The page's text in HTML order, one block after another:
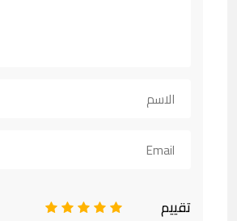
تقييم 5
4
3
2